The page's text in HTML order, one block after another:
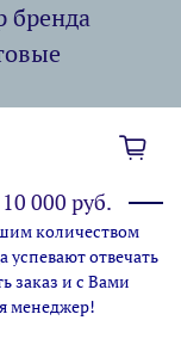
бренда
000 руб.
количеством
успевают отвечать
заказ и с Вами
менеджер!